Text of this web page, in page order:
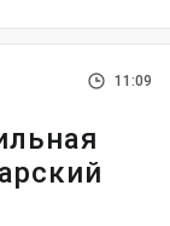
11:09